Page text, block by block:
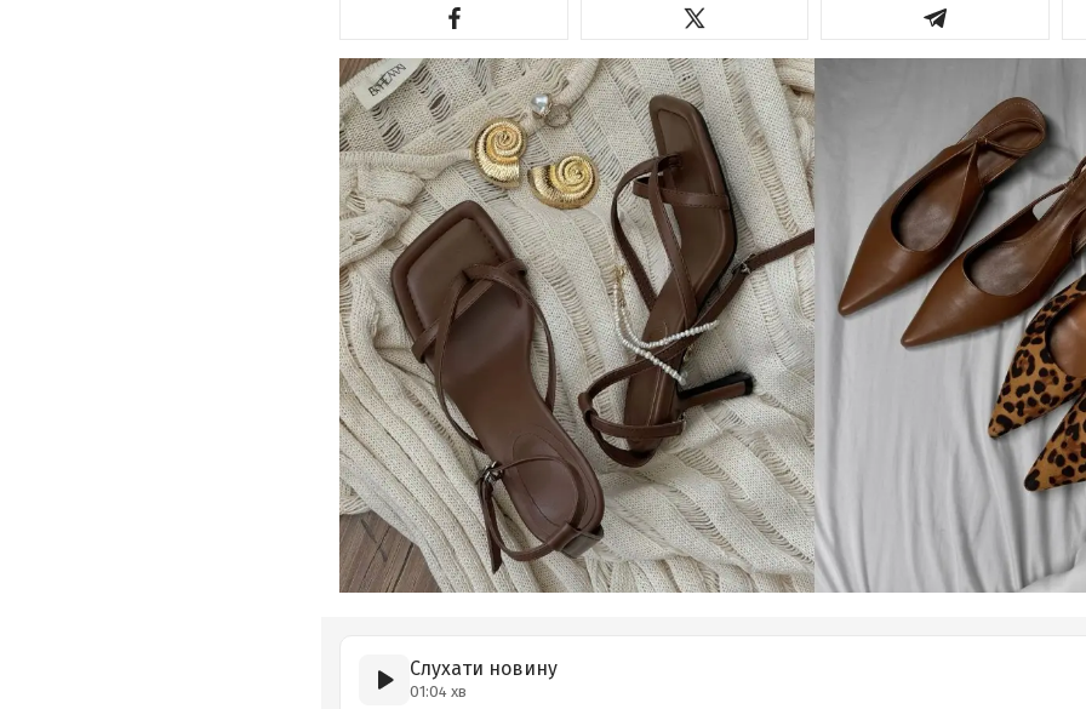
Слухати новину
01:04 хв